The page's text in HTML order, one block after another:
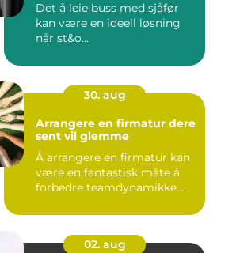
Det å leie buss med sjåfør
kan være en ideell løsning
når st&o...
30. aug
Arrangere en firmatur dere
sent vil glemme
Å arrangere en firmatur kan
være en fantastisk måte å
forbedre teamdynamikke...
02. aug